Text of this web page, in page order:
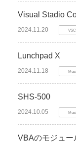
Visual Stadio
2024.11.20
Lunchpad X
2024.11.18
SHS-500
2024.10.05
VBAのモジュー